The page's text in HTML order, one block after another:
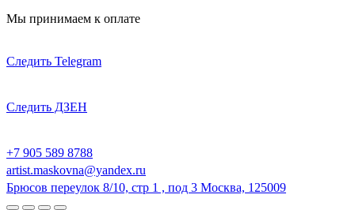
Мы принимаем к оплате
Следить Telegram
Следить ДЗЕН
+7 905 589 8788
artist.maskovna@yandex.ru
Брюсов переулок 8/10, стр 1 , под 3 Москва, 125009